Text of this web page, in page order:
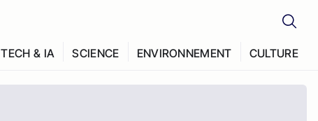
TECH & IA SCIENCE ENVIRONNEMENT CULTURE